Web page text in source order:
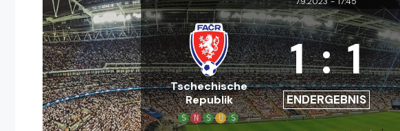
Tschechische
Republik
S N S U S
1 : 1
ENDERGEBNIS